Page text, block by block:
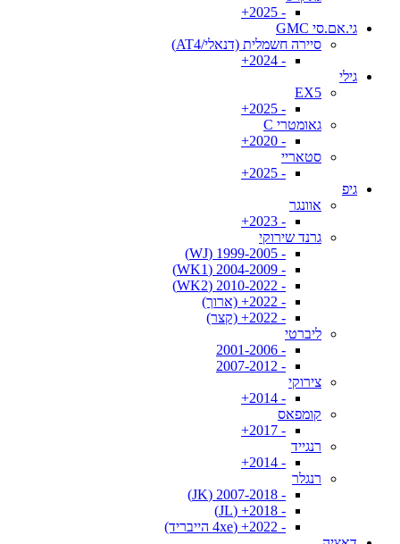
- 2025+
גי.אם.סי GMC
סיירה חשמלית (דנאלי/AT4)
- 2024+
גילי
EX5
- 2025+
גאומטרי C
- 2020+
סטאריי
- 2025+
גיפ
אוונגר
- 2023+
גרנד שירוקי
- 1999-2005 (WJ)
- 2004-2009 (WK1)
- 2010-2022 (WK2)
- 2022+ (ארוך)
- 2022+ (קצר)
ליברטי
- 2001-2006
- 2007-2012
צירוקי
- 2014+
קומפאס
- 2017+
רנגייד
- 2014+
רנגלר
- 2007-2018 (JK)
- 2018+ (JL)
- 2022+ (4xe הייבריד)